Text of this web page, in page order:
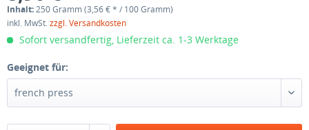
Inhalt:250 Gramm (3,56 € * / 100 Gramm)
inkl. MwSt.zzgl. Versandkosten
Sofort versandfertig, Lieferzeit ca. 1-3 Werktage
Geeignet für:
french press